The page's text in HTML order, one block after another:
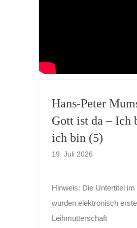
Hans-Peter
Gott ist da – Ich
ich bin (5)
19. Juli 2026
Hinweis: Die Untertitel im
wurden elektronisch
Leihmutterschaft